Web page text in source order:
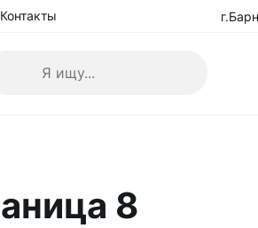
Контакты
Клюшки переходные
8